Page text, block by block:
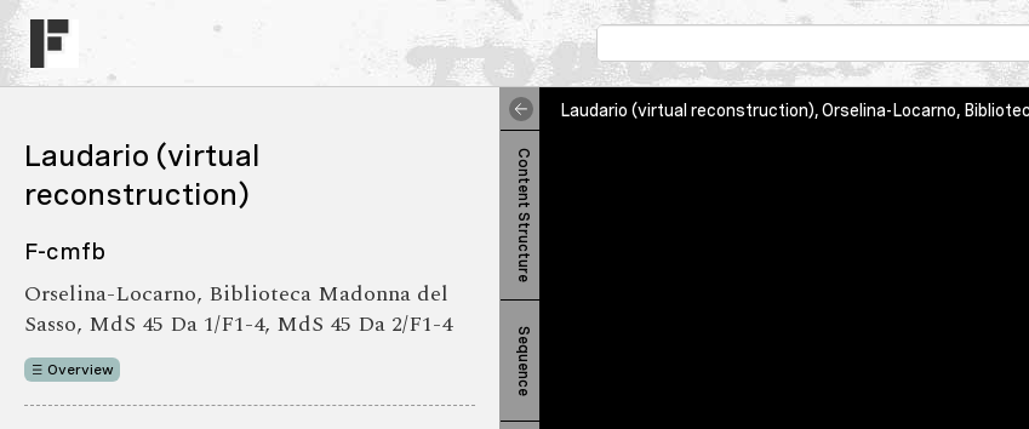
Laudario (virtual
reconstruction)
F-cmfb
Orselina-Locarno, Biblioteca Madonna del
Sasso, MdS 45 Da 1/F1-4, MdS 45 Da 2/F1-4
Overview
Content Structure
Sequence